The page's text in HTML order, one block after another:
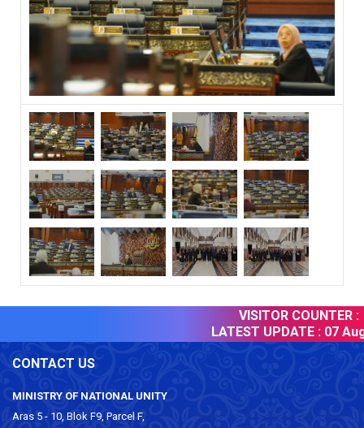
VISITOR COUNTER :
LATEST UPDATE : 07
CONTACT US
MINISTRY OF NATIONAL UNITY
Aras 5 - 10, Blok F9, Parcel F,